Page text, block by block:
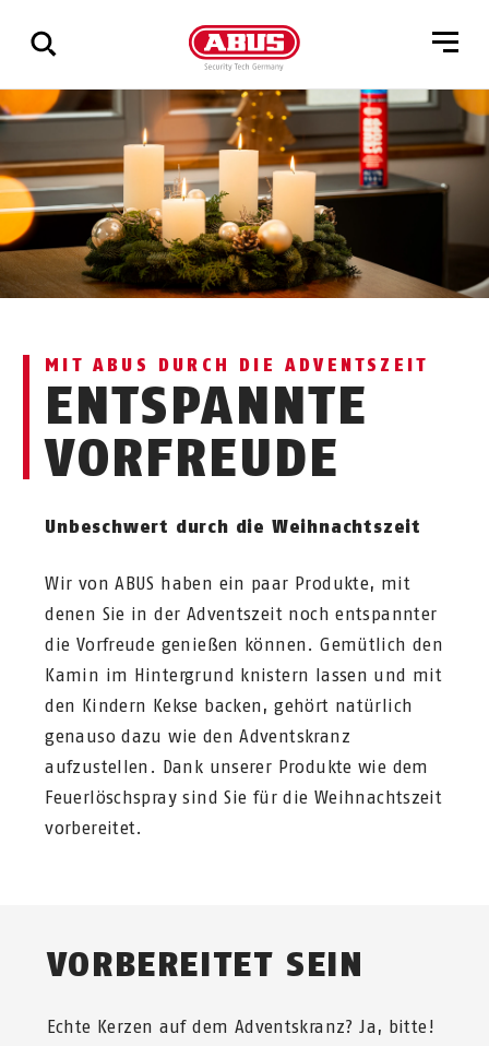
alle
Ergebnisse
MIT ABUS DURCH DIE ADVENTSZEIT
ENTSPANNTE
VORFREUDE
Unbeschwert durch die Weihnachtszeit
Wir von ABUS haben ein paar Produkte, mit
denen Sie in der Adventszeit noch entspannter
die Vorfreude genießen können. Gemütlich den
Kamin im Hintergrund knistern lassen und mit
den Kindern Kekse backen, gehört natürlich
genauso dazu wie den Adventskranz
aufzustellen. Dank unserer Produkte wie dem
Feuerlöschspray sind Sie für die Weihnachtszeit
vorbereitet.
VORBEREITET SEIN
Echte Kerzen auf dem Adventskranz? Ja, bitte!